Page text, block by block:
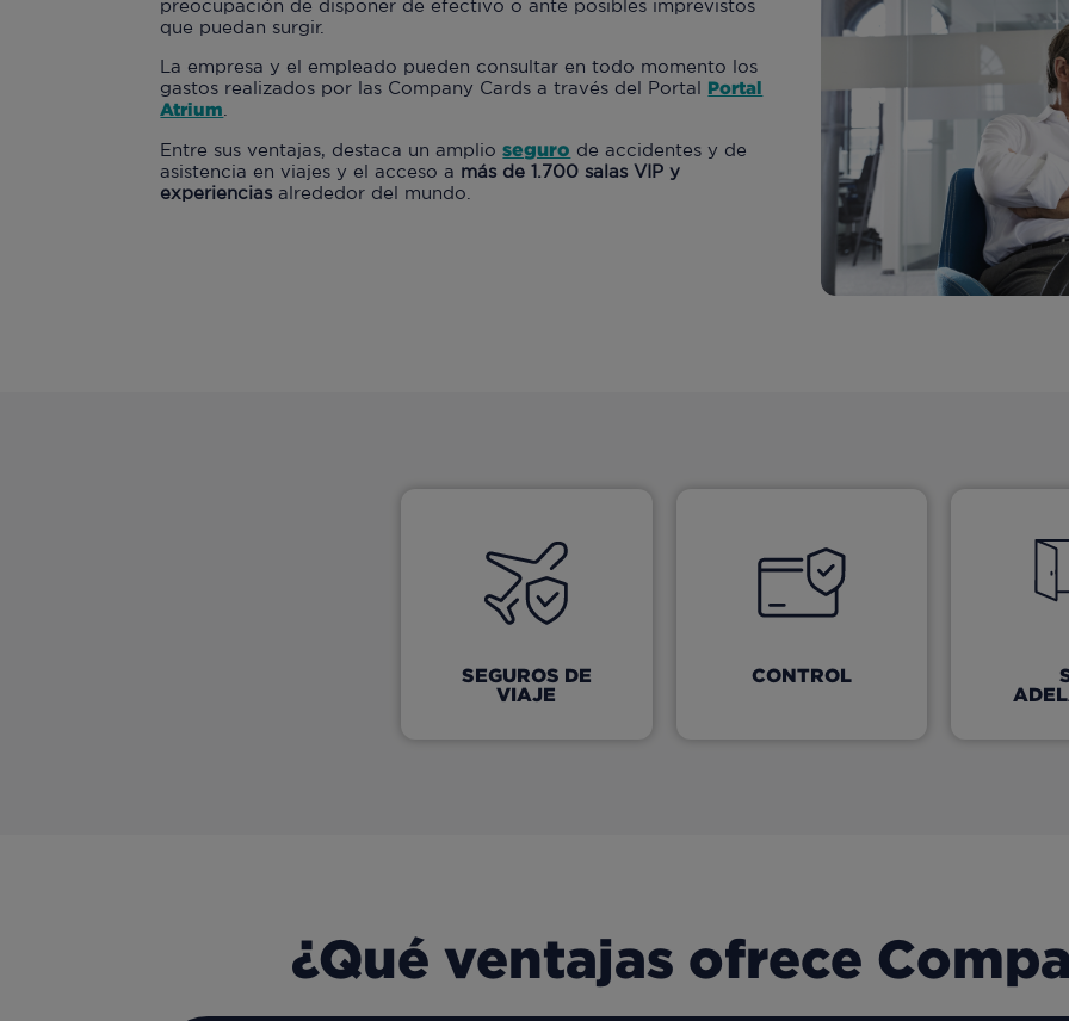
preocupación de disponer de efectivo o ante posibles imprevistos
que puedan surgir.
La empresa y el empleado pueden consultar en todo momento los
gastos realizados por las Company Cards a través del Portal Portal
Atrium
Entre sus ventajas, destaca un amplioseguro de accidentes y de
asistencia en viajes y el acceso a más de 1.700 salas VIP y
experiencias alrededor del mundo.
SEGUROS DE
VIAJE
CONTROL
¿Qué ventajas ofrece